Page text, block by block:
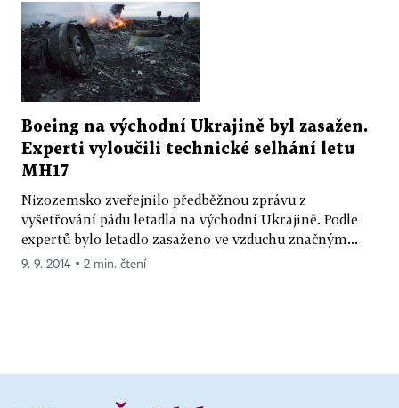
Boeing na východní Ukrajině byl zasažen.
Experti vyloučili technické selhání letu
MH17
Nizozemsko zveřejnilo předběžnou zprávu z
vyšetřování pádu letadla na východní Ukrajině. Podle
expertů bylo letadlo zasaženo ve vzduchu značným...
9. 9. 2014 ▪ 2 min. čtení